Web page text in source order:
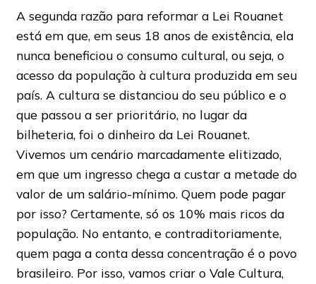
A segunda razão para reformar a Lei Rouanet
está em que, em seus 18 anos de existência, ela
nunca beneficiou o consumo cultural, ou seja, o
acesso da população à cultura produzida em seu
país. A cultura se distanciou do seu público e o
que passou a ser prioritário, no lugar da
bilheteria, foi o dinheiro da Lei Rouanet.
Vivemos um cenário marcadamente elitizado,
em que um ingresso chega a custar a metade do
valor de um salário-mínimo. Quem pode pagar
por isso? Certamente, só os 10% mais ricos da
população. No entanto, e contraditoriamente,
quem paga a conta dessa concentração é o povo
brasileiro. Por isso, vamos criar o Vale Cultura,